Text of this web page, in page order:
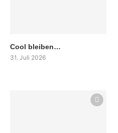
Cool bleiben…
31. Juli 2026